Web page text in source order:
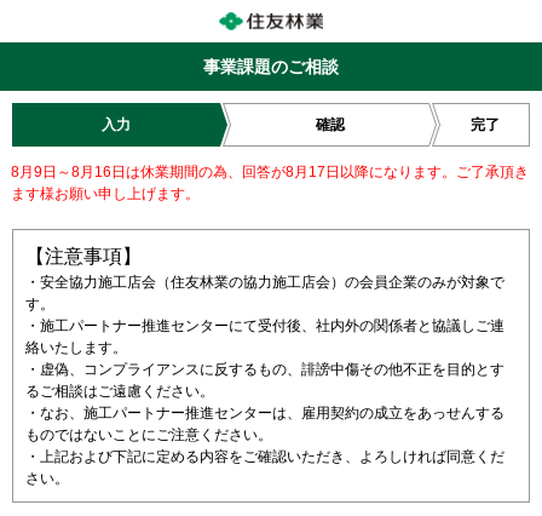
事業課題のご相談
入力 確認 完了
8月9日～8月16日は休業期間の為、回答が8月17日以降になります。ご了承頂き
ます様お願い申し上げます。
【注意事項】
・安全協力施工店会（住友林業の協力施工店会）の会員企業のみが対象で
す。
・施工パートナー推進センターにて受付後、社内外の関係者と協議しご連
絡いたします。
・虚偽、コンプライアンスに反するもの、誹謗中傷その他不正を目的とす
るご相談はご遠慮ください。
・なお、施工パートナー推進センターは、雇用契約の成立をあっせんする
ものではないことにご注意ください。
・上記および下記に定める内容をご確認いただき、よろしければ同意くだ
さい。